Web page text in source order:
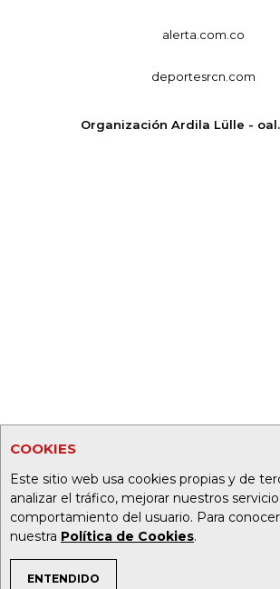
COOKIES
Este sitio web usa cookies propias y de
analizar el tráfico, mejorar nuestros
comportamiento del usuario. Para
nuestra Política de Cookies.
ENTENDIDO
alerta.com.co
deportesrcn.com
Organización Ardila Lülle -